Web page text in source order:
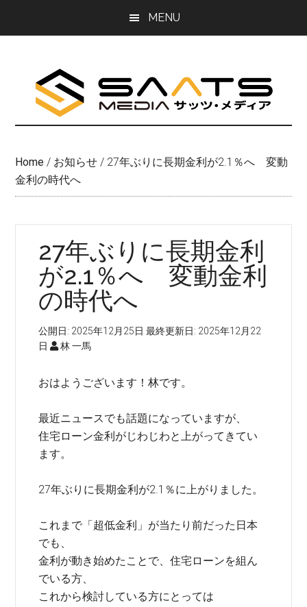
MENU
Home / お知らせ / 27年ぶりに長期金利が2.1％へ 変動
金利の時代へ
27年ぶりに長期金利
が2.1％へ 変動金利
の時代へ
公開日: 2025年12月25日 最終更新日: 2025年12月22
日
林 一馬
おはようございます！林です。
最近ニュースでも話題になっていますが、
住宅ローン金利がじわじわと上がってきてい
ます。
27年ぶりに長期金利が2.1％に上がりました。
これまで「超低金利」が当たり前だった日本
でも、
金利が動き始めたことで、住宅ローンを組ん
でいる方、
これから検討している方にとっては